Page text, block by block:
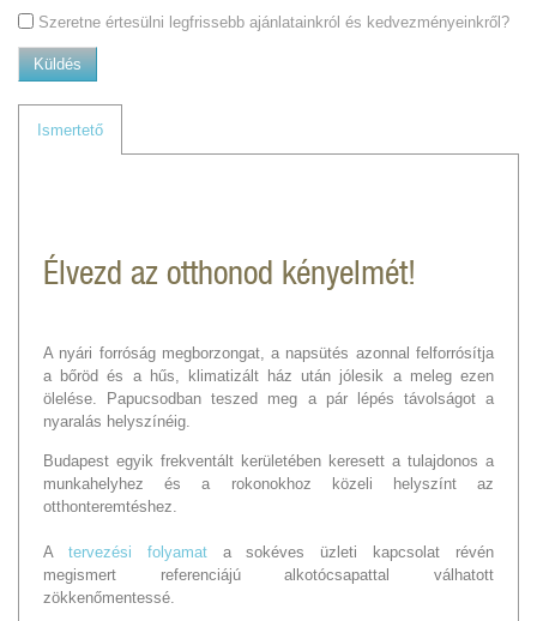
Szeretne értesülni legfrissebb ajánlatainkról és kedvezményeinkről?
Küldés
Ismertető
Élvezd az otthonod kényelmét!
A nyári forróság megborzongat, a napsütés azonnal felforrósítja
a bőröd és a hűs, klimatizált ház után jólesik a meleg ezen
ölelése. Papucsodban teszed meg a pár lépés távolságot a
nyaralás helyszínéig.
Budapest egyik frekventált kerületében keresett a tulajdonos a
munkahelyhez és a rokonokhoz közeli helyszínt az
otthonteremtéshez.
A tervezési folyamata sokéves üzleti kapcsolat révén
megismert referenciájú alkotócsapattal válhatott
zökkenőmentessé.